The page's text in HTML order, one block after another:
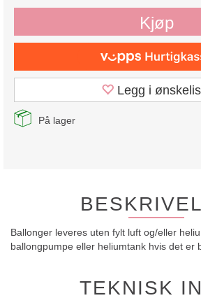
Kjøp
Legg i
På lager
Ballonger leveres uten fylt luft og/eller
ballongpumpe eller heliumtank hvis det er
TEKNISK